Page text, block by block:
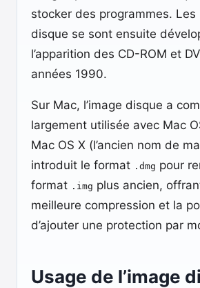
stocker des programmes. Les
disque se sont ensuite
l’apparition des CD-ROM et
années 1990.
Sur Mac, l’image disque a
largement utilisée avec Mac
Mac OS X (l’ancien nom de
introduit le format .dmg pour
format .img plus ancien,
meilleure compression et la
d’ajouter une protection par
Usage de l’image